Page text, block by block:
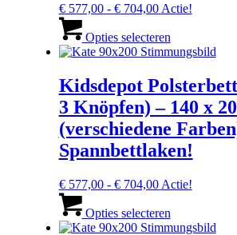
€577,00 - €704,00Prijsklasse:
tot
€ 704,00
Actie!
Opties selecterenproduct
heeft
variaties.
Deze
optie
kan
gekozen
worden
de
productpagina
Kidsdepot
3 Knöpfen) – 140 x
(verschiedene
Spannbettlaken!
€577,00 - €704,00Prijsklasse:
tot
€ 704,00
Actie!
Opties selecterenproduct
heeft